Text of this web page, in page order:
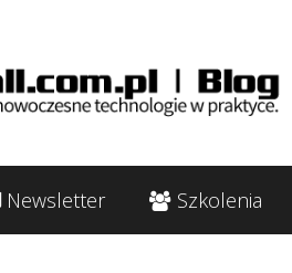
Newsletter Szkolenia